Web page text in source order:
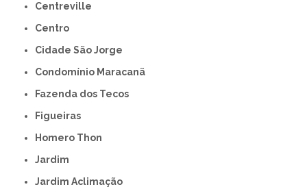
Centreville
Centro
Cidade São Jorge
Condomínio Maracanã
Fazenda dos Tecos
Figueiras
Homero Thon
Jardim
Jardim Aclimação